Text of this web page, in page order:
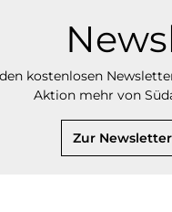
kostenlosen
Aktion mehr von
Zur